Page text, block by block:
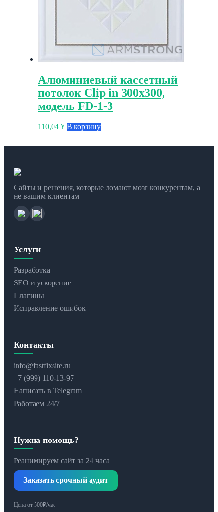
Алюминиевый кассетный
потолок Clip in 300х300,
модель FD-1-3
110,04 ¥ В корзину
Сайты и решения, которые ломают мозг конкурентам, а
не вашим клиентам
Услуги
Разработка
SEO и ускорение
Плагины
Исправление ошибок
Контакты
info@fastfixsite.ru
+7 (999) 110-13-97
Написать в Telegram
Работаем 24/7
Нужна помощь?
Реанимируем сайт за 24 часа
Заказать срочный аудит
Цена от 500₽/час